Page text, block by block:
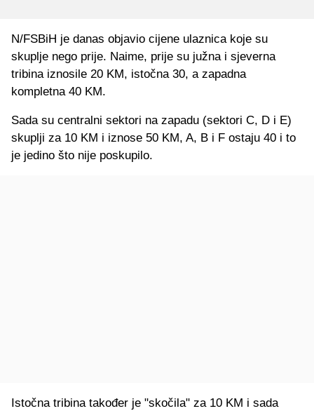
N/FSBiH je danas objavio cijene ulaznica koje su
skuplje nego prije. Naime, prije su južna i sjeverna
tribina iznosile 20 KM, istočna 30, a zapadna
kompletna 40 KM.
Sada su centralni sektori na zapadu (sektori C, D i E)
skuplji za 10 KM i iznose 50 KM, A, B i F ostaju 40 i to
je jedino što nije poskupilo.
Istočna tribina također je "skočila" za 10 KM i sada